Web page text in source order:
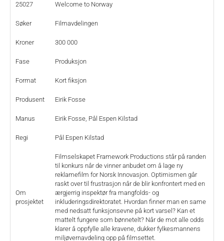
25027 Welcome to Norway
Søker Filmavdelingen
Kroner 300 000
Fase Produksjon
Format Kort fiksjon
Produsent Eirik Fosse
Manus Eirik Fosse, Pål Espen Kilstad
Regi Pål Espen Kilstad
Om
prosjektet
Filmselskapet Framework Productions står på randen
til konkurs når de vinner anbudet om å lage ny
reklamefilm for Norsk Innovasjon. Optimismen går
raskt over til frustrasjon når de blir konfrontert med en
ærgjerrig inspektør fra mangfolds- og
inkluderingsdirektoratet. Hvordan finner man en same
med nedsatt funksjonsevne på kort varsel? Kan et
mattelt fungere som bønnetelt? Når de mot alle odds
klarer å oppfylle alle kravene, dukker fylkesmannens
miljøvernavdeling opp på filmsettet.